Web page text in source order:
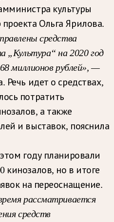
культуры
Ольга Ярилова.
средства
„Культура“ на 2020 год
миллионов рублей», —
Речь идет о средствах,
потратить
а также
и выставок, пояснила
году планировали
кинозалов, но в итоге
на переоснащение.
рассматривается
средств